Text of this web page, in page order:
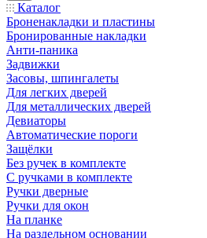
Каталог
Броненакладки и пластины
Бронированные накладки
Анти-паника
Задвижки
Засовы, шпингалеты
Для легких дверей
Для металлических дверей
Девиаторы
Автоматические пороги
Защёлки
Без ручек в комплекте
С ручками в комплекте
Ручки дверные
Ручки для окон
На планке
На раздельном основании